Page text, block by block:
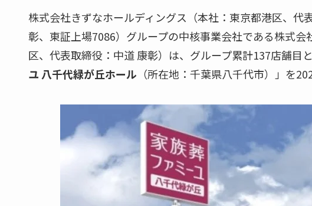
株式会社きずなホールディングス（本社：東京都港区、代
彰、東証上場7086）グループの中核事業会社である株式
区、代表取締役：中道 康彰）は、グループ累計137店舗目
ユ 八千代緑が丘ホール （所在地：千葉県八千代市）」を